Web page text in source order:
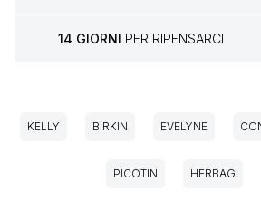
14 GIORNI PER RIPENSARCI
KELLY BIRKIN EVELYNE
PICOTIN HERBAG